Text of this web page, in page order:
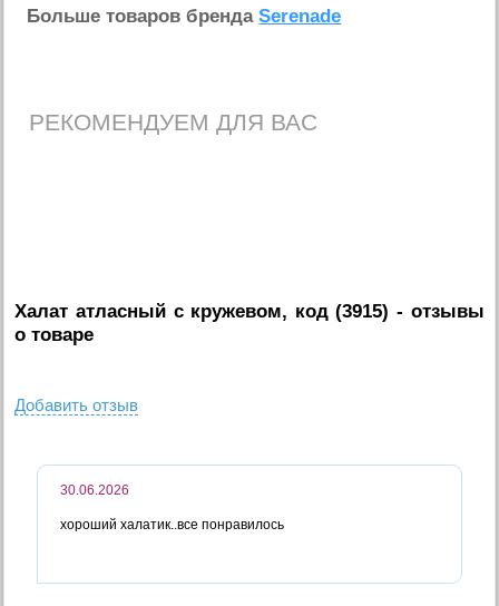
Больше товаров брендаSerenade
РЕКОМЕНДУЕМ ДЛЯ ВАС
Халат атласный с кружевом, код (3915) - отзывы
о товаре
Добавить отзыв
30.06.2026
хороший халатик..все понравилось